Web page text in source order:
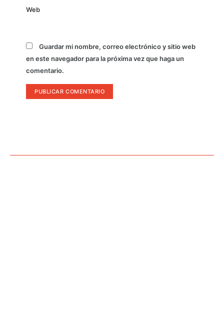
Web
Guardar mi nombre, correo electrónico y sitio web
en este navegador para la próxima vez que haga un
comentario.